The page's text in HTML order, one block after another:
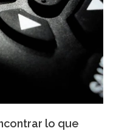
lo que